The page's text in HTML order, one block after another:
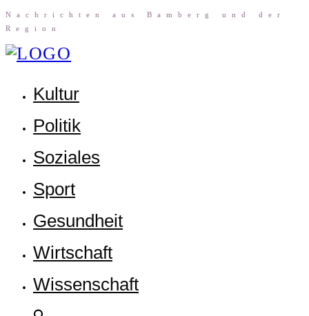
Nach­rich­ten aus Bam­berg und der
Region
Kul­tur
Poli­tik
Sozia­les
Sport
Gesund­heit
Wirt­schaft
Wis­sen­schaft